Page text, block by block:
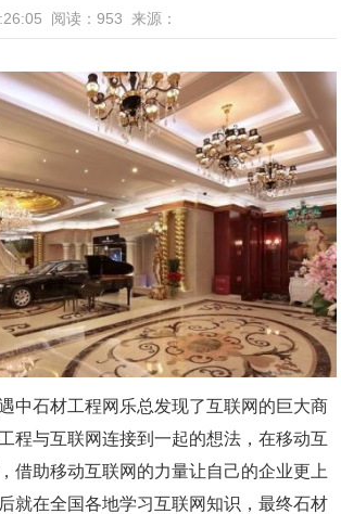
阅读：953 来源：
中石材工程网乐总发现了互联网的巨大商
程与互联网连接到一起的想法，在移动互
借助移动互联网的力量让自己的企业更上
就在全国各地学习互联网知识，最终石材